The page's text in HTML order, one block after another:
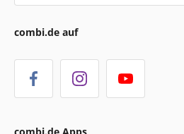
combi.de auf